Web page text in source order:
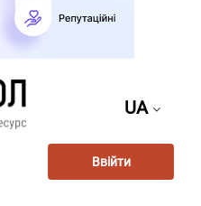
UA
Ввійти